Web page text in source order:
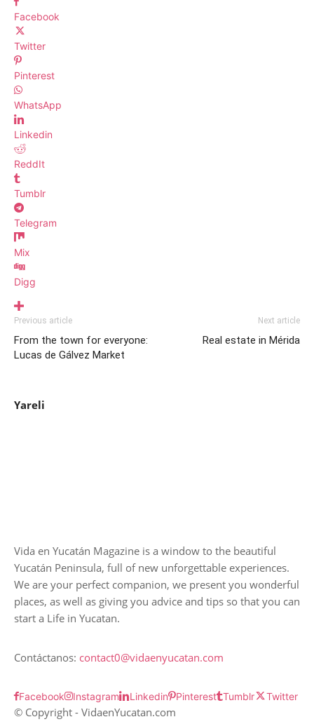
Facebook
Twitter
Pinterest
WhatsApp
Linkedin
ReddIt
Tumblr
Telegram
Mix
Digg
Previous article
From the town for everyone:
Lucas de Gálvez Market
Next article
Real estate in Mérida
Yareli
Vida en Yucatán Magazine is a window to the beautiful
Yucatán Peninsula, full of new unforgettable experiences.
We are your perfect companion, we present you wonderful
places, as well as giving you advice and tips so that you can
start a Life in Yucatan.
Contáctanos: contact0@vidaenyucatan.com
Facebook Instagram Linkedin Pinterest Tumblr Twitter
© Copyright - VidaenYucatan.com